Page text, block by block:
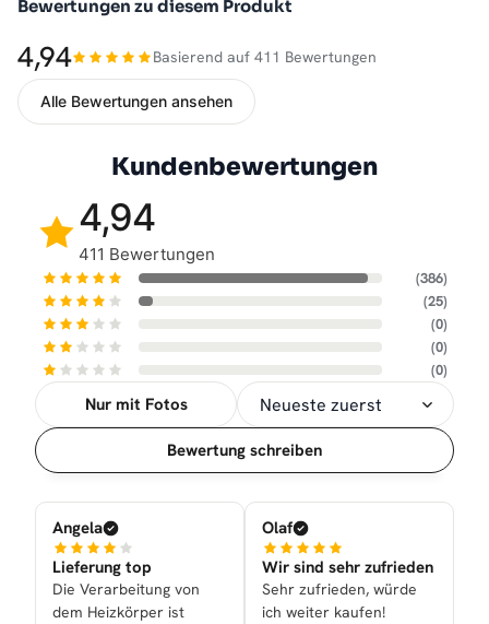
Bewertungen zu diesem Produkt
4,94 Basierend auf 411 Bewertungen
Alle Bewertungen ansehen
Kundenbewertungen
4,94
411 Bewertungen
(386)
(25)
(0)
(0)
(0)
Nur mit Fotos
Sortierung
Bewertung schreiben
Angela
Lieferung top
Die Verarbeitung von
dem Heizkörper ist
Olaf
Wir sind sehr zufrieden
Sehr zufrieden, würde
ich weiter kaufen!